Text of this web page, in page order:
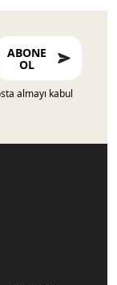
ABONE
OL
almayı kabul